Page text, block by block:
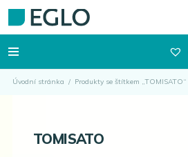
Úvodní stránka / Produkty se štítkem „TOMISATO“
TOMISATO